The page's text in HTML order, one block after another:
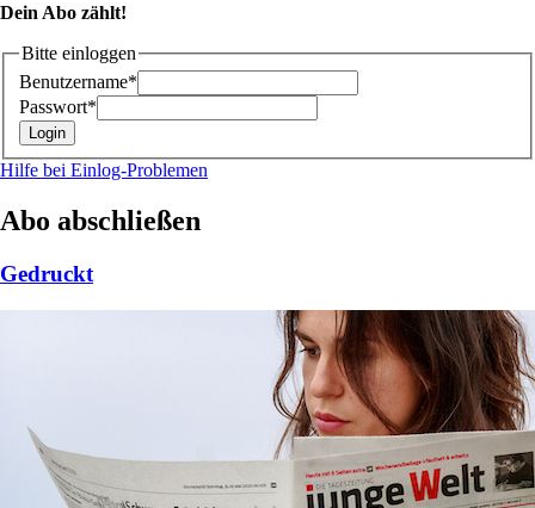
Dein Abo zählt!
Bitte einloggen
Benutzername*
Passwort*
Hilfe bei Einlog-Problemen
Abo abschließen
Gedruckt